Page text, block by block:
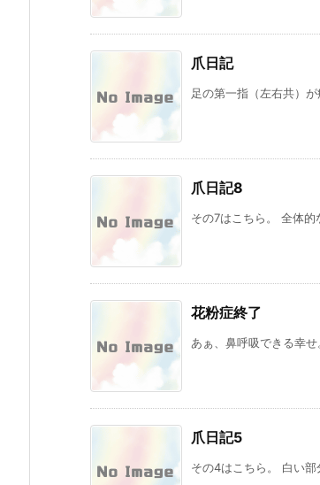
爪日記
足の第一指（左右共）
爪日記8
その7はこちら。 全体
花粉症終了
あぁ、鼻呼吸できる幸せ
爪日記5
その4はこちら。 白い